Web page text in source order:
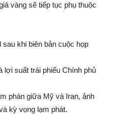
vàng sẽ tiếp tục phụ thuộc
khi biên bản cuộc họp
lợi suất trái phiếu Chính phủ
phán giữa Mỹ và Iran, ảnh
kỳ vọng lạm phát.